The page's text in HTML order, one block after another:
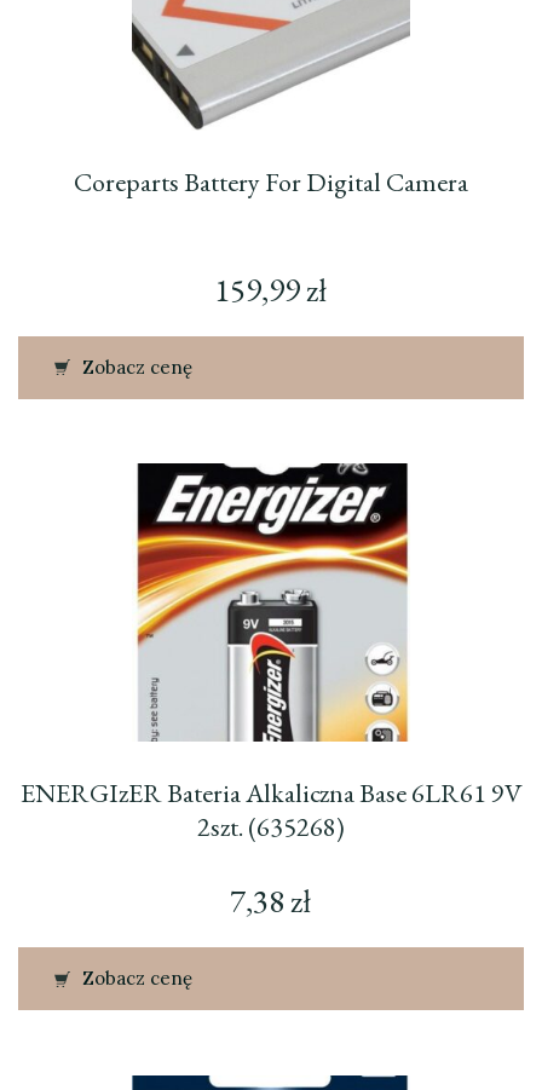
Coreparts Battery For Digital Camera
159,99zł
Zobacz cenę
ENERGIzER Bateria Alkaliczna Base 6LR61 9V
2szt. (635268)
7,38zł
Zobacz cenę